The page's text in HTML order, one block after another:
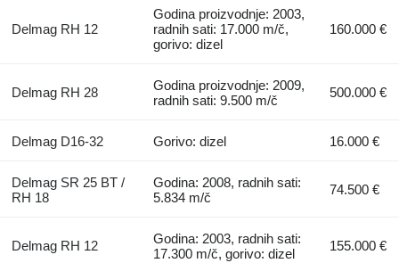
Delmag RH 12
Godina proizvodnje: 2003,
radnih sati: 17.000 m/č,
gorivo: dizel
160.000 €
Delmag RH 28
Godina proizvodnje: 2009,
radnih sati: 9.500 m/č
500.000 €
Delmag D16-32 Gorivo: dizel 16.000 €
Delmag SR 25 BT /
RH 18
Godina: 2008, radnih sati:
5.834 m/č
74.500 €
Delmag RH 12
Godina: 2003, radnih sati:
17.300 m/č, gorivo: dizel
155.000 €